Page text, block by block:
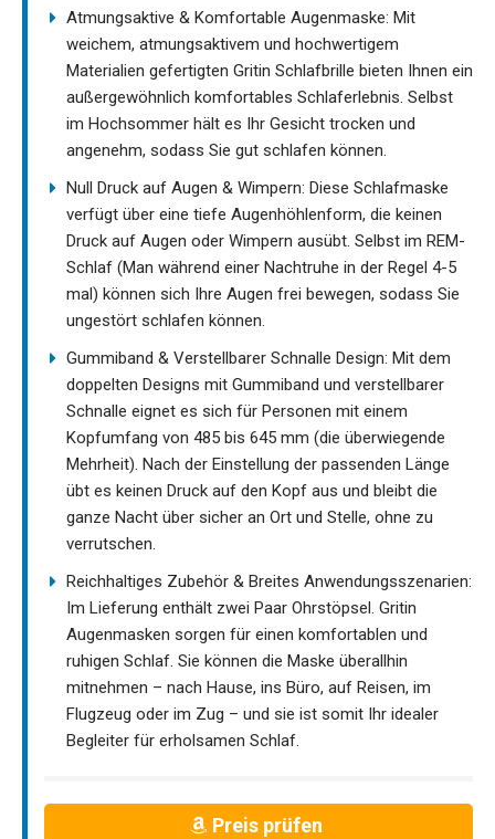
Atmungsaktive & Komfortable Augenmaske: Mit
weichem, atmungsaktivem und hochwertigem
Materialien gefertigten Gritin Schlafbrille bieten Ihnen ein
außergewöhnlich komfortables Schlaferlebnis. Selbst
im Hochsommer hält es Ihr Gesicht trocken und
angenehm, sodass Sie gut schlafen können.
Null Druck auf Augen & Wimpern: Diese Schlafmaske
verfügt über eine tiefe Augenhöhlenform, die keinen
Druck auf Augen oder Wimpern ausübt. Selbst im REM-
Schlaf (Man während einer Nachtruhe in der Regel 4-5
mal) können sich Ihre Augen frei bewegen, sodass Sie
ungestört schlafen können.
Gummiband & Verstellbarer Schnalle Design: Mit dem
doppelten Designs mit Gummiband und verstellbarer
Schnalle eignet es sich für Personen mit einem
Kopfumfang von 485 bis 645 mm (die überwiegende
Mehrheit). Nach der Einstellung der passenden Länge
übt es keinen Druck auf den Kopf aus und bleibt die
ganze Nacht über sicher an Ort und Stelle, ohne zu
verrutschen.
Reichhaltiges Zubehör & Breites Anwendungsszenarien:
Im Lieferung enthält zwei Paar Ohrstöpsel. Gritin
Augenmasken sorgen für einen komfortablen und
ruhigen Schlaf. Sie können die Maske überallhin
mitnehmen – nach Hause, ins Büro, auf Reisen, im
Flugzeug oder im Zug – und sie ist somit Ihr idealer
Begleiter für erholsamen Schlaf.
Preis prüfen